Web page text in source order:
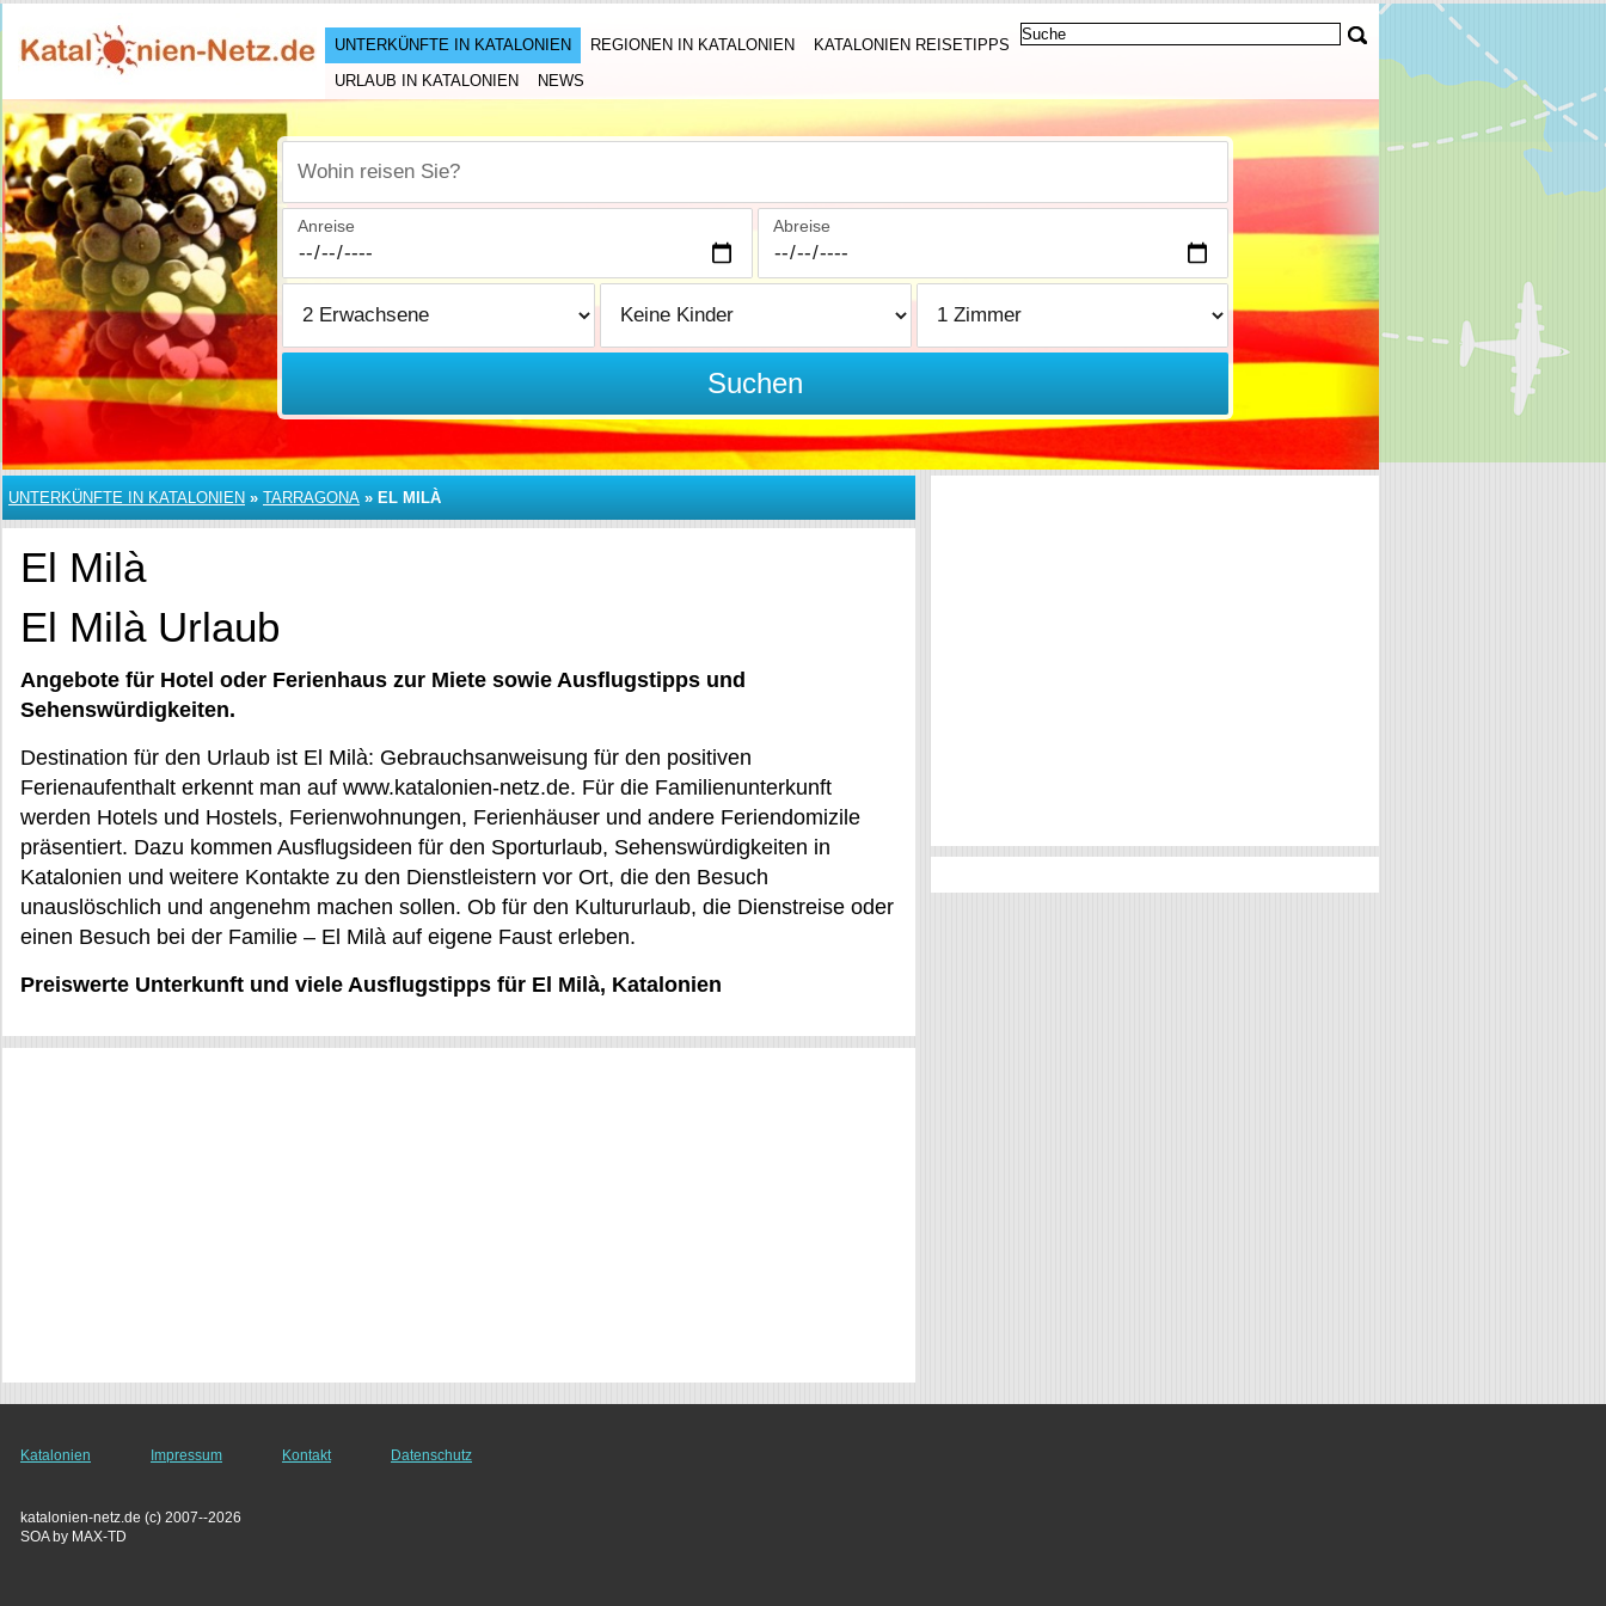
UNTERKÜNFTE IN KATALONIEN REGIONEN IN KATALONIEN
KATALONIEN REISETIPPS
URLAUB IN KATALONIEN
NEWS
Wohin reisen Sie?
Anreise Abreise
Suchen
UNTERKÜNFTE IN KATALONIEN » TARRAGONA » EL MILÀ
El Milà
El Milà Urlaub
Angebote für Hotel oder Ferienhaus zur Miete sowie Ausflugstipps und
Sehenswürdigkeiten.
Destination für den Urlaub ist El Milà: Gebrauchsanweisung für den positiven
Ferienaufenthalt erkennt man auf www.katalonien-netz.de. Für die Familienunterkunft
werden Hotels und Hostels, Ferienwohnungen, Ferienhäuser und andere Feriendomizile
präsentiert. Dazu kommen Ausflugsideen für den Sporturlaub, Sehenswürdigkeiten in
Katalonien und weitere Kontakte zu den Dienstleistern vor Ort, die den Besuch
unauslöschlich und angenehm machen sollen. Ob für den Kultururlaub, die Dienstreise oder
einen Besuch bei der Familie – El Milà auf eigene Faust erleben.
Preiswerte Unterkunft und viele Ausflugstipps für El Milà, Katalonien
Katalonien Impressum Kontakt Datenschutz
katalonien-netz.de (c) 2007--2026
SOA by MAX-TD